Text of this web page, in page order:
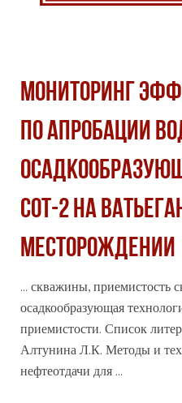
МОНИТОРИНГ
ПО АПРОБАЦИИ
СОТ-2 НА
МЕСТОРОЖДЕНИИ
... скважины, приемистость
осадкообразующая
приемистости. Список
Алтунина Л.К. Методы и
нефтеотдачи для ...